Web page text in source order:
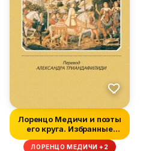
Лоренцо Медичи и поэты
его круга. Избранные
стихот...
ЛОРЕНЦО МЕДИЧИ +2